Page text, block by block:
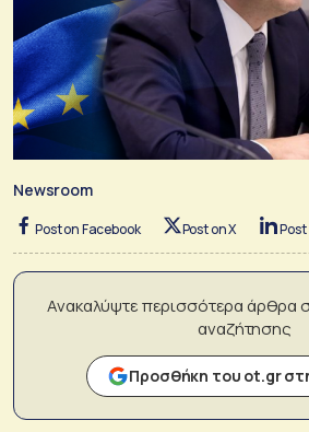
Newsroom
Post on Facebook Post on X
Ανακαλύψτε περισσότερα άρθρα
αναζήτησης
Προσθήκη του ot.gr